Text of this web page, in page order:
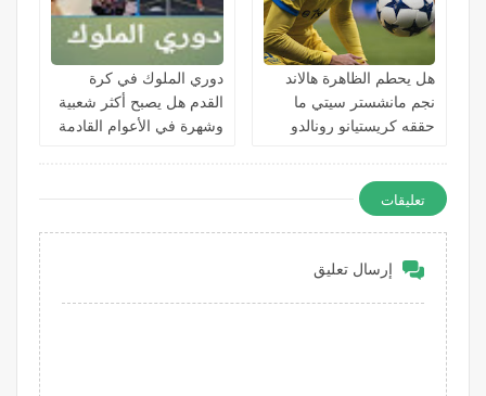
هل يحطم الظاهرة هالاند
نجم مانشستر سيتي ما
حققه كريستيانو رونالدو
دوري الملوك في كرة
القدم هل يصبح أكثر شعبية
وشهرة في الأعوام القادمة
تعليقات
إرسال تعليق